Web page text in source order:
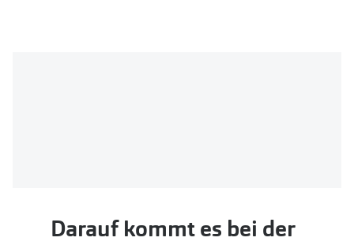
Darauf kommt es bei der